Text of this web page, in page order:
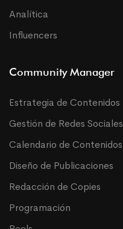
Analítica
Influencers
Community Manager
Estrategia de Contenidos
Gestión de Redes Sociales
Calendario de Contenidos
Diseño de Publicaciones
Redacción de Copies
Programación